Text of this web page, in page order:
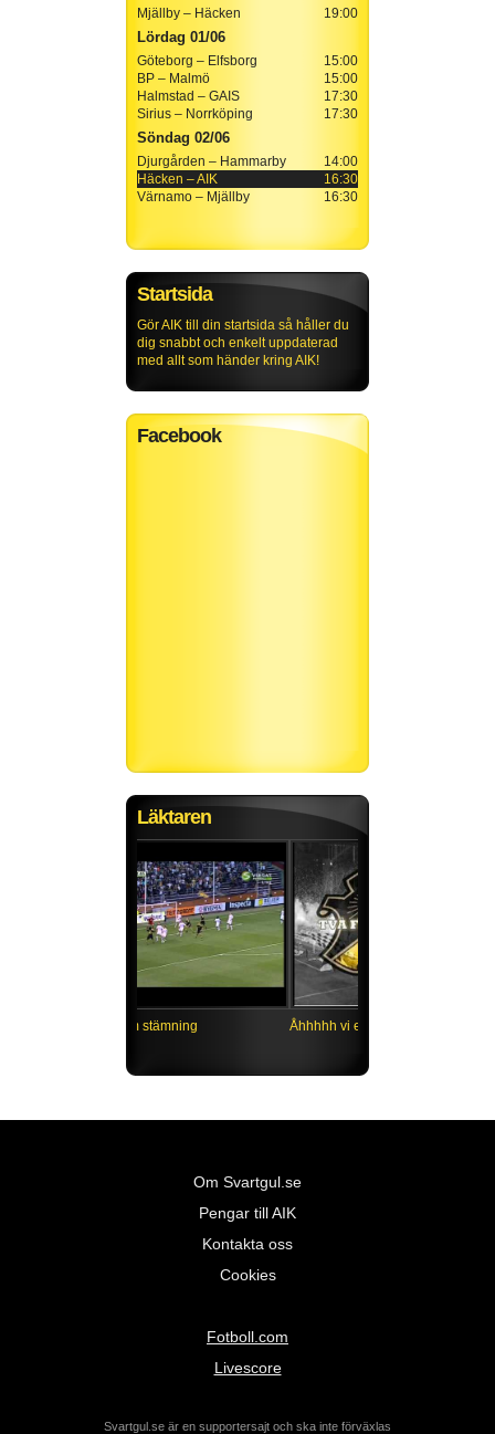
19:00
Mjällby – Häcken
Lördag 01/06
15:00
Göteborg – Elfsborg
15:00
BP – Malmö
17:30
Halmstad – GAIS
17:30
Sirius – Norrköping
Söndag 02/06
14:00
Djurgården – Hammarby
16:30
Häcken – AIK
16:30
Värnamo – Mjällby
Startsida
Gör AIK till din startsida så håller du
dig snabbt och enkelt uppdaterad
med allt som händer kring AIK!
Facebook
Läktaren
Åhhhhh vi e AIK!
Vilken grym stämning
Om Svartgul.se
Pengar till AIK
Kontakta oss
Cookies
Fotboll.com
Livescore
Svartgul.se är en supportersajt och ska inte förväxlas